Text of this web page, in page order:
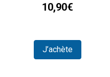
10,90€
J’achète